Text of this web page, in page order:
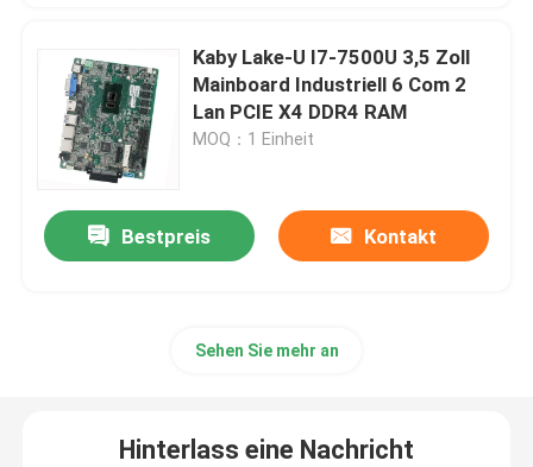
Kaby Lake-U I7-7500U 3,5 Zoll
Mainboard Industriell 6 Com 2
Lan PCIE X4 DDR4 RAM
MOQ：1 Einheit
Bestpreis Kontakt
Sehen Sie mehr an
Hinterlass eine Nachricht